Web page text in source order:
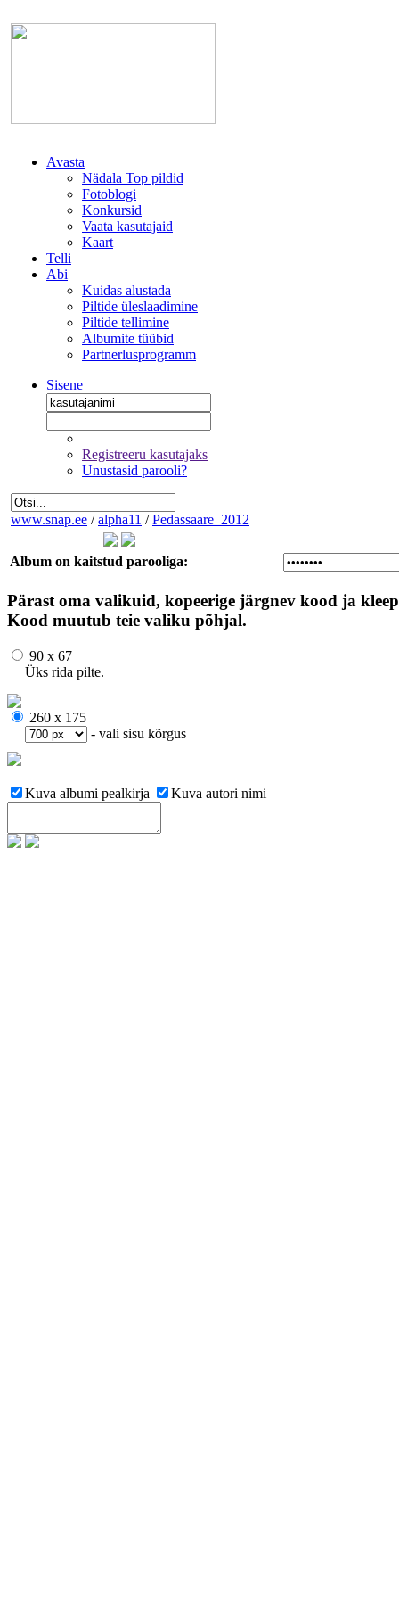
Avasta
Nädala Top pildid
Fotoblogi
Konkursid
Vaata kasutajaid
Kaart
Telli
Abi
Kuidas alustada
Piltide üleslaadimine
Piltide tellimine
Albumite tüübid
Partnerlusprogramm
Sisene
Registreeru kasutajaks
Unustasid parooli?
www.snap.ee / alpha11 / Pedassaare_2012
Album on kaitstud parooliga:
Pärast oma valikuid, kopeerige järgnev kood ja
Kood muutub teie valiku põhjal.
90 x 67
Üks rida pilte.
260 x 175
- vali sisu kõrgus
Kuva albumi pealkirja Kuva autori nimi